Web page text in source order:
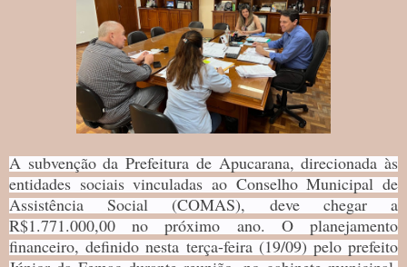
A subvenção da Prefeitura de Apucarana, direcionada às
entidades sociais vinculadas ao Conselho Municipal de
Assistência Social (COMAS), deve chegar a
R$1.771.000,00 no próximo ano. O planejamento
financeiro, definido nesta terça-feira (19/09) pelo prefeito